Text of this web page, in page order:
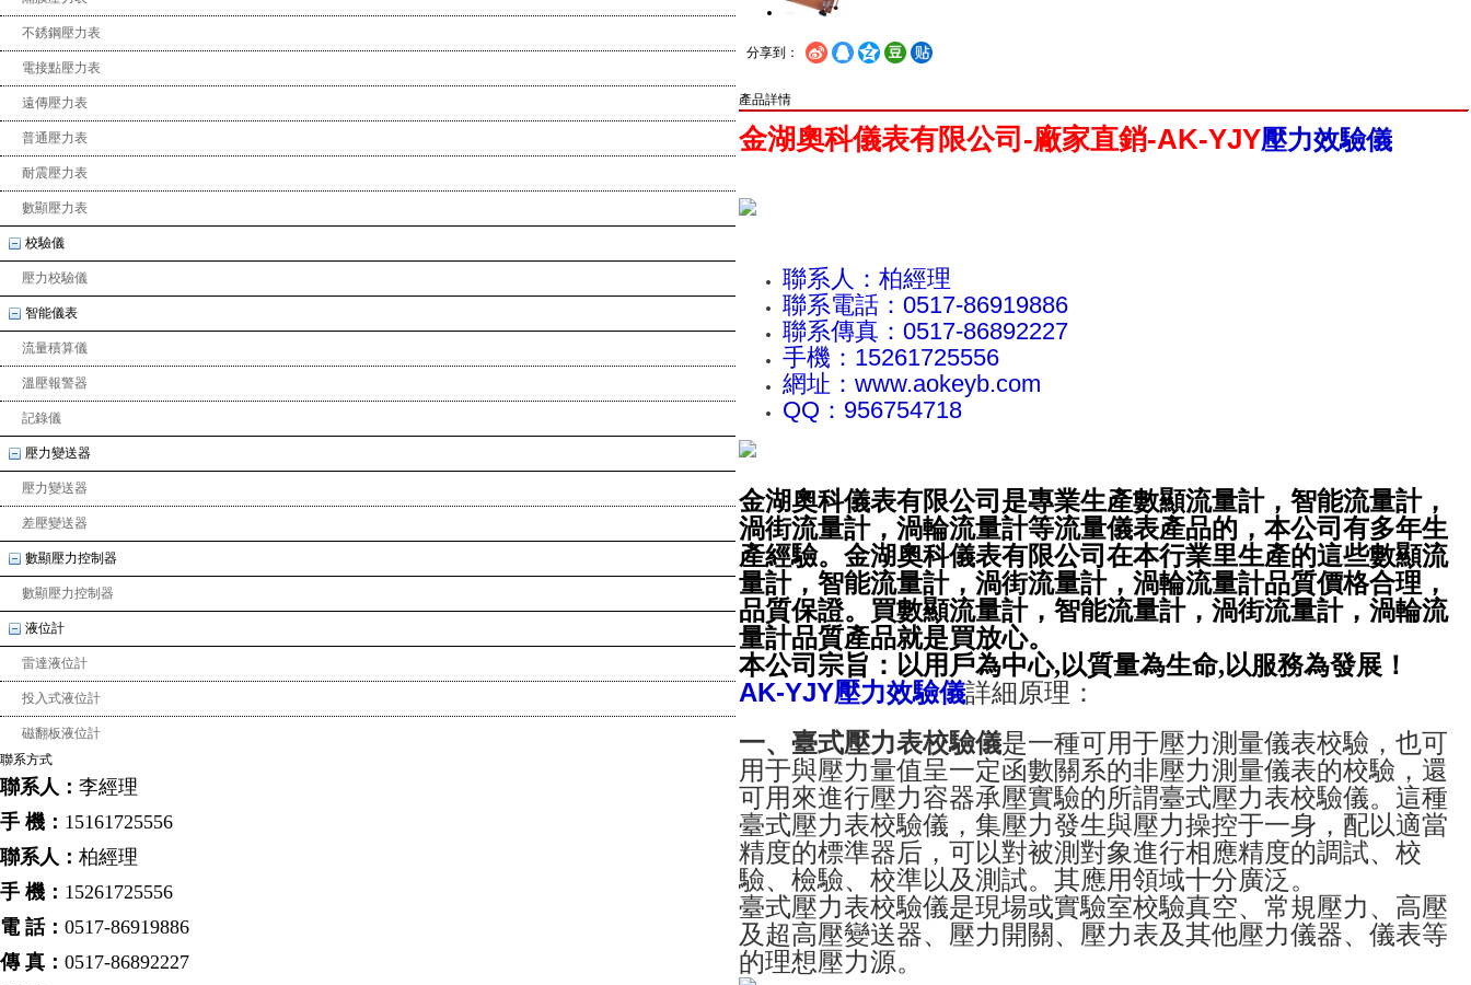
不銹鋼壓力表
電接點壓力表
遠傳壓力表
普通壓力表
耐震壓力表
數顯壓力表
校驗儀
壓力校驗儀
智能儀表
流量積算儀
溫壓報警器
記錄儀
壓力變送器
壓力變送器
差壓變送器
數顯壓力控制器
數顯壓力控制器
液位計
雷達液位計
投入式液位計
磁翻板液位計
聯系方式
聯系人： 李經理
手 機： 15161725556
聯系人： 柏經理
手 機： 15261725556
電 話： 0517-86919886
傳 真： 0517-86892227
分享到：
產品詳情
金湖奧科儀表有限公司-廠家直銷-AK-YJY壓力效驗儀
聯系人：柏經理
聯系電話：0517-86919886
聯系傳真：0517-86892227
手機：15261725556
網址：www.aokeyb.com
QQ：956754718
金湖奧科儀表有限公司是專業生產數顯流量計，智能流量計，
渦街流量計，渦輪流量計等流量儀表產品的，本公司有多年生
產經驗。金湖奧科儀表有限公司在本行業里生產的這些數顯流
量計，智能流量計，渦街流量計，渦輪流量計品質價格合理，
品質保證。買數顯流量計，智能流量計，渦街流量計，渦輪流
量計品質產品就是買放心。
本公司宗旨：以用戶為中心,以質量為生命,以服務為發展！
AK-YJY壓力效驗儀詳細原理：
一、臺式壓力表校驗儀是一種可用于壓力測量儀表校驗，也可
用于與壓力量值呈一定函數關系的非壓力測量儀表的校驗，還
可用來進行壓力容器承壓實驗的所謂臺式壓力表校驗儀。這種
臺式壓力表校驗儀，集壓力發生與壓力操控于一身，配以適當
精度的標準器后，可以對被測對象進行相應精度的調試、校
驗、檢驗、校準以及測試。其應用領域十分廣泛。
臺式壓力表校驗儀是現場或實驗室校驗真空、常規壓力、高壓
及超高壓變送器、壓力開關、壓力表及其他壓力儀器、儀表等
的理想壓力源。